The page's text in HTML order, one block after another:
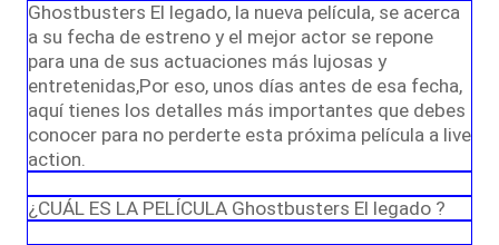
Ghostbusters El legado, la nueva película, se acerca
a su fecha de estreno y el mejor actor se repone
para una de sus actuaciones más lujosas y
entretenidas,Por eso, unos días antes de esa fecha,
aquí tienes los detalles más importantes que debes
conocer para no perderte esta próxima película a live
action.
¿CUÁL ES LA PELÍCULA Ghostbusters El legado ?